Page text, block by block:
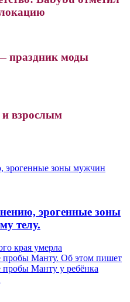
праздник моды
взрослым
эрогенные зоны мужчин
эрогенные зоны
телу.
края умерла
пробы Манту. Об этом пишет
пробы Манту у ребёнка